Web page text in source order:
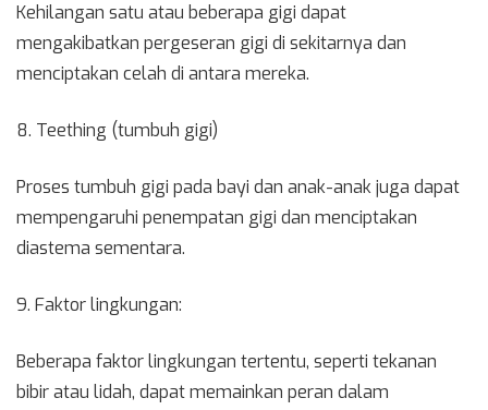
Kehilangan satu atau beberapa gigi dapat
mengakibatkan pergeseran gigi di sekitarnya dan
menciptakan celah di antara mereka.
8. Teething (tumbuh gigi)
Proses tumbuh gigi pada bayi dan anak-anak juga dapat
mempengaruhi penempatan gigi dan menciptakan
diastema sementara.
9. Faktor lingkungan:
Beberapa faktor lingkungan tertentu, seperti tekanan
bibir atau lidah, dapat memainkan peran dalam